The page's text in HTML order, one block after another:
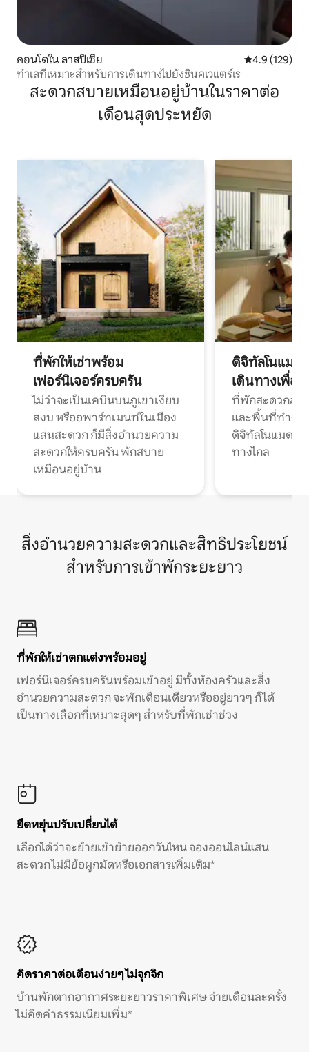
คอนโดใน ลาสปีเซีย คะแนนเฉลี่ย
4.9 (129)
ทำเลที่เหมาะสำหรับการเดินทางไปยังชินคเวแตร์เร
สะดวกสบายเหมือนอยู่บ้านในราคาต่อ
เดือนสุดประหยัด
ที่พักให้เช่าพร้อม
เฟอร์นิเจอร์ครบครัน
ไม่ว่าจะเป็นเคบินบนภูเขาเงียบ
สงบ หรืออพาร์ทเมนท์ในเมือง
แสนสะดวก ก็มีสิ่งอำนวยความ
สะดวกให้ครบครัน พักสบาย
เหมือนอยู่บ้าน
ดิจิทัลโนแมด
เดินทางเพื่อ
ที่พักสะดวกสบ
และพื้นที่ทำงา
ดิจิทัลโนแมดแ
ทางไกล
สิ่งอำนวยความสะดวกและสิทธิประโยชน์
สำหรับการเข้าพักระยะยาว
ที่พักให้เช่าตกแต่งพร้อมอยู่
เฟอร์นิเจอร์ครบครันพร้อมเข้าอยู่ มีทั้งห้องครัวและสิ่ง
อำนวยความสะดวก จะพักเดือนเดียวหรืออยู่ยาวๆ ก็ได้
เป็นทางเลือกที่เหมาะสุดๆ สำหรับที่พักเช่าช่วง
ยืดหยุ่นปรับเปลี่ยนได้
เลือกได้ว่าจะย้ายเข้าย้ายออกวันไหน จองออนไลน์แสน
สะดวก ไม่มีข้อผูกมัดหรือเอกสารเพิ่มเติม*
คิดราคาต่อเดือนง่ายๆ ไม่จุกจิก
บ้านพักตากอากาศระยะยาวราคาพิเศษ จ่ายเดือนละครั้ง
ไม่คิดค่าธรรมเนียมเพิ่ม*